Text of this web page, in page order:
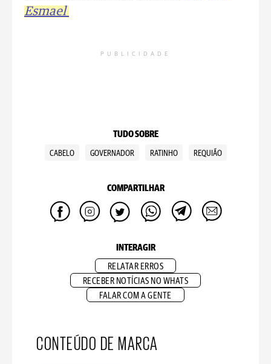
Esmael
PUBLICIDADE
TUDO SOBRE
CABELO GOVERNADOR RATINHO REQUIÃO
COMPARTILHAR
INTERAGIR
RELATAR ERROS
RECEBER NOTÍCIAS NO WHATS
FALAR COM A GENTE
CONTEÚDO DE MARCA